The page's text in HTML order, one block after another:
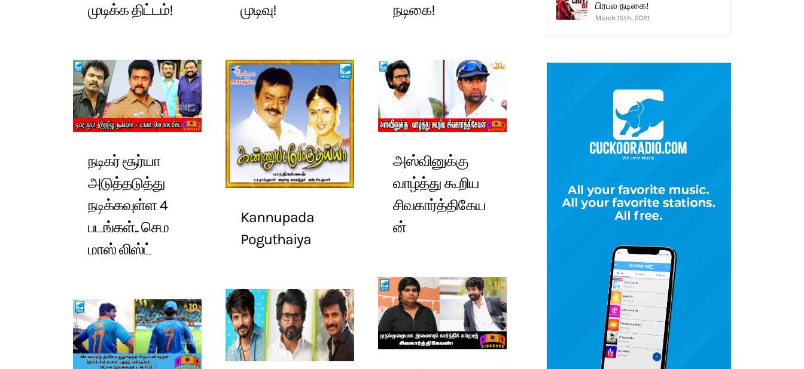
முடிக்க திட்டம்!
முடிவு!
நடிகை!
நடிகர் சூர்யா
அடுத்தடுத்து
நடிக்கவுள்ள 4
படங்கள்.. செம
மாஸ் லிஸ்ட்
Kannupada
Poguthaiya
அஸ்வினுக்கு
வாழ்த்து கூறிய
சிவகார்த்திகேய
ன்
பிரபல நடிகை!
March 15th, 2021